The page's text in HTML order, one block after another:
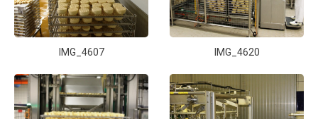
IMG_4607 IMG_4620